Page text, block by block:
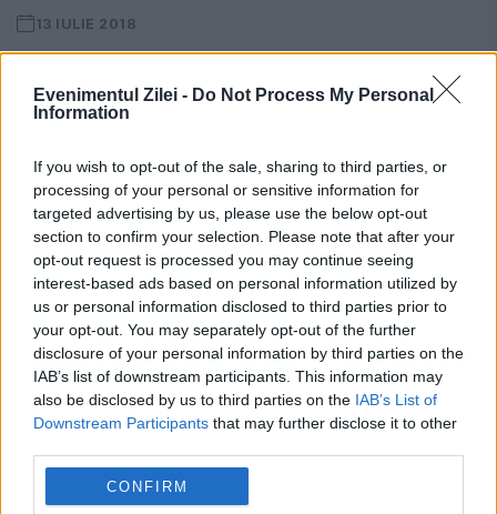
Evenimentul Zilei - Do Not Process My Personal
Information
If you wish to opt-out of the sale, sharing to third parties, or
processing of your personal or sensitive information for
targeted advertising by us, please use the below opt-out
section to confirm your selection. Please note that after your
opt-out request is processed you may continue seeing
interest-based ads based on personal information utilized by
us or personal information disclosed to third parties prior to
your opt-out. You may separately opt-out of the further
disclosure of your personal information by third parties on the
IAB’s list of downstream participants. This information may
also be disclosed by us to third parties on the IAB’s List of
Downstream Participants that may further disclose it to other
CONFIRM
13 IULIE 2018
tehnicianului Carlo Ancelotii, se va despărți
ajunge în Premier League. Vlad Chiricheș
(28 de ani), jucătorul celor...